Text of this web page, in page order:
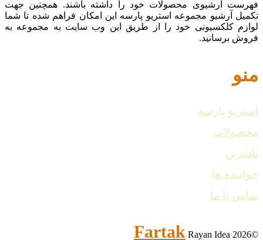
فهرست آرشیوی محصولات خود را داشته باشند. همچنین جهت
تکمیل آرشیو مجموعه استریو پارسه این امکان فراهم شده تا شما
لوازم کلکسیونی خود را از طریق این وب سایت به مجموعه به
فروش برسانید.
منو
استریو پارسه
محصولات
ناشرین
خواننده ها
تماس با ما
©2026
FartakRayan Idea